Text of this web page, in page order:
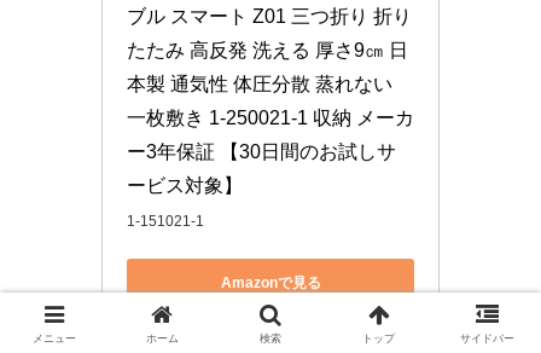
ブル スマート Z01 三つ折り 折り
たたみ 高反発 洗える 厚さ9㎝ 日
本製 通気性 体圧分散 蒸れない
一枚敷き 1-250021-1 収納 メーカ
ー3年保証 【30日間のお試しサ
ービス対象】
1-151021-1
Amazonで見る
楽天市場で見る
メニュー ホーム 検索 トップ サイドバー